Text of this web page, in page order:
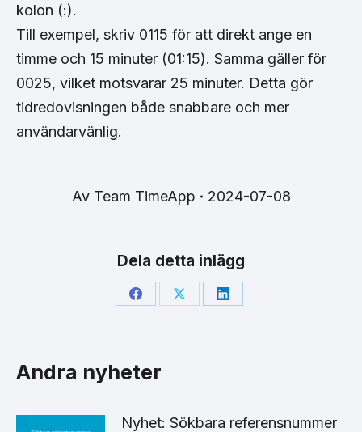
kolon (:).
Till exempel, skriv 0115 för att direkt ange en
timme och 15 minuter (01:15). Samma gäller för
0025, vilket motsvarar 25 minuter. Detta gör
tidredovisningen både snabbare och mer
användarvänlig.
Av Team TimeApp 2024-07-08
Dela detta inlägg
Share Share Share
Andra nyheter
Nyhet: Sökbara referensnummer